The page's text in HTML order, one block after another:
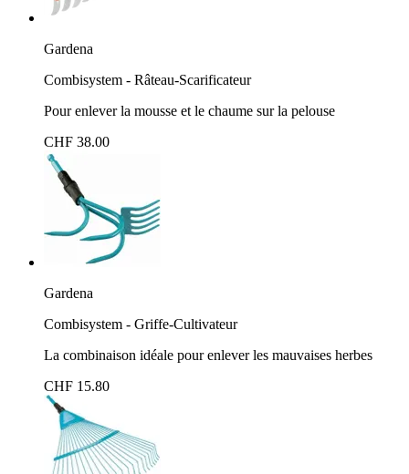
Gardena
Combisystem - Râteau-Scarificateur
Pour enlever la mousse et le chaume sur la pelouse
CHF 38.00
Gardena
Combisystem - Griffe-Cultivateur
La combinaison idéale pour enlever les mauvaises herbes
CHF 15.80